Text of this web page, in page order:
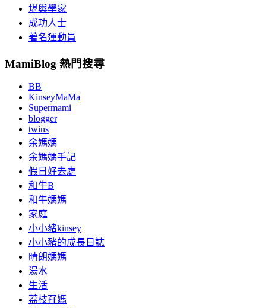
堪輿學家
成功人士
著名運動員
MamiBlog 熱門搜尋
BB
KinseyMaMa
Supermami
blogger
twins
余媽媽
余媽媽手記
假日好去處
和牛B
和牛媽媽
家庭
小小豬kinsey
小小豬的成長日誌
晴朗媽媽
湯水
生活
荔枝孖媽